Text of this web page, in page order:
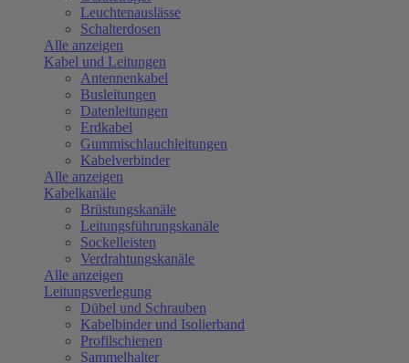
Leuchtenauslässe
Schalterdosen
Alle anzeigen
Kabel und Leitungen
Antennenkabel
Busleitungen
Datenleitungen
Erdkabel
Gummischlauchleitungen
Kabelverbinder
Alle anzeigen
Kabelkanäle
Brüstungskanäle
Leitungsführungskanäle
Sockelleisten
Verdrahtungskanäle
Alle anzeigen
Leitungsverlegung
Dübel und Schrauben
Kabelbinder und Isolierband
Profilschienen
Sammelhalter